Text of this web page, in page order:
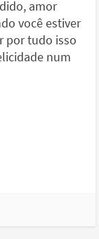
amor
você estiver
por tudo isso
num